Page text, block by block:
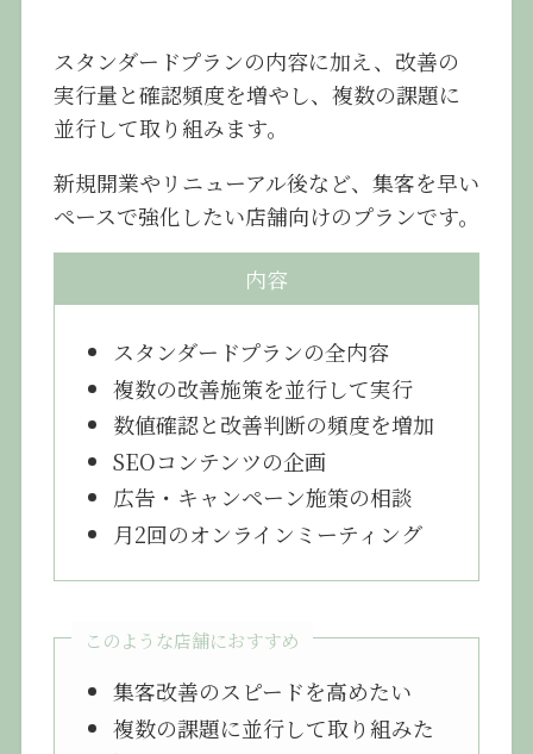
スタンダードプランの内容に加え、改善の
実行量と確認頻度を増やし、複数の課題に
並行して取り組みます。
新規開業やリニューアル後など、集客を早い
ペースで強化したい店舗向けのプランです。
内容
スタンダードプランの全内容
複数の改善施策を並行して実行
数値確認と改善判断の頻度を増加
SEOコンテンツの企画
広告・キャンペーン施策の相談
月2回のオンラインミーティング
このような店舗におすすめ
集客改善のスピードを高めたい
複数の課題に並行して取り組みた